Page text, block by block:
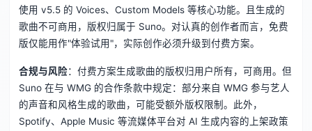
使用 v5.5 的 Voices、Custom Models 等核心功能。且生成的
歌曲不可商用，版权归属于 Suno。对认真的创作者而言，免费
版仅能用作"体验试用"，实际创作必须升级到付费方案。
合规与风险：付费方案生成歌曲的版权归用户所有，可商用。但
Suno 在与 WMG 的合作条款中规定：部分来自 WMG 参与艺人
的声音和风格生成的歌曲，可能受额外版权限制。此外，
Spotify、Apple Music 等流媒体平台对 AI 生成内容的上架政策